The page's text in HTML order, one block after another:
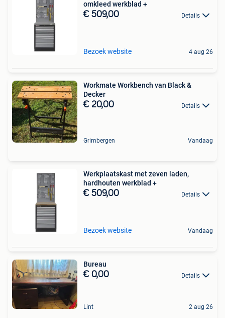
omkleed werkblad +
€ 509,00 Details
Bezoek website 4 aug 26
Workmate Workbench van Black &
Decker
€ 20,00 Details
Grimbergen Vandaag
Werkplaatskast met zeven laden,
hardhouten werkblad +
€ 509,00 Details
Bezoek website Vandaag
Bureau
€ 0,00 Details
Lint 2 aug 26